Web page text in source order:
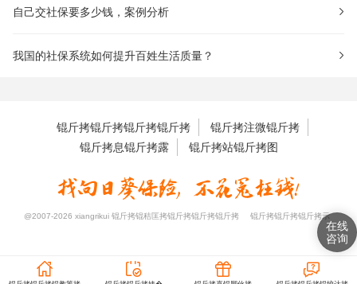
自己交社保要多少钱，案例分析
我国的社保系统如何提升百姓生活质量？
锟斤拷锟斤拷锟斤拷锟斤拷
锟斤拷注微锟斤拷
锟斤拷息锟斤拷露
锟斤拷站锟斤拷图
@2007-2026 xiangrikui 锟斤拷锟秸匡拷锟斤拷锟斤拷锟斤拷 锟斤拷锟斤拷锟斤拷示